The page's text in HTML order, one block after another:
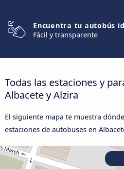
Encuentra tu autobús
Fácil y transparente
Todas las estaciones y
Albacete y Alzira
El siguiente mapa te muestra
estaciones de autobuses en